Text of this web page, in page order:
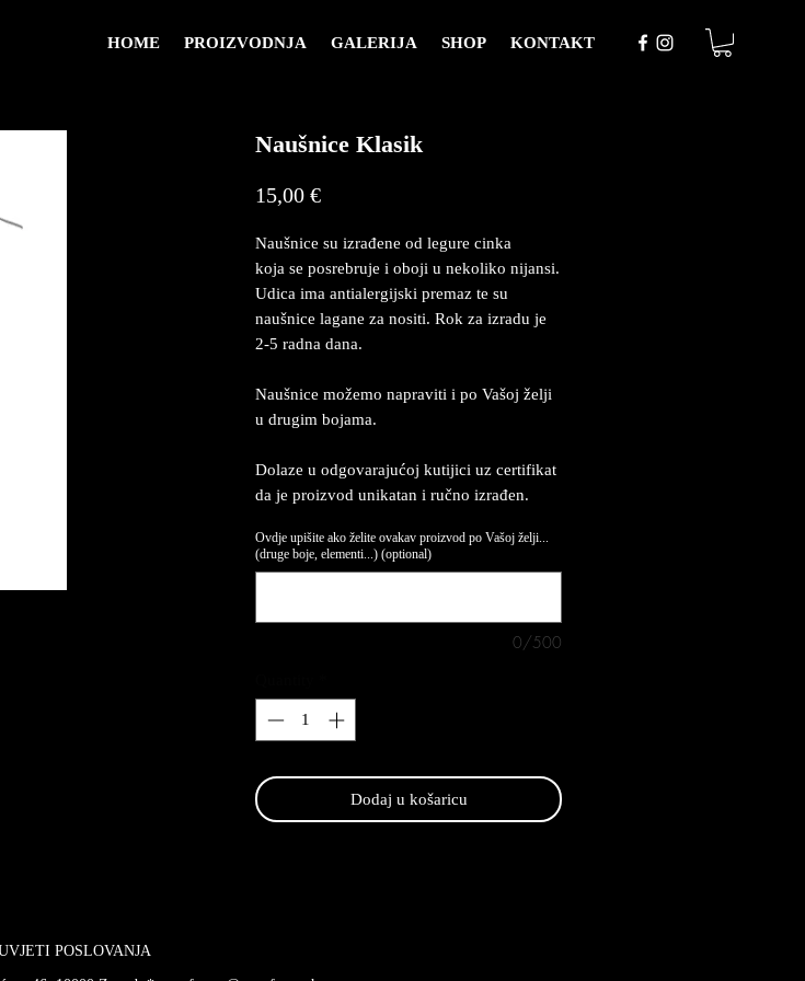
HOME PROIZVODNJA GALERIJA SHOP KONTAKT
Naušnice Klasik
15,00 €Price
Naušnice su izrađene od legure cinka
koja se posrebruje i oboji u nekoliko nijansi.
Udica ima antialergijski premaz te su
naušnice lagane za nositi. Rok za izradu je
2-5 radna dana.
Naušnice možemo napraviti i po Vašoj želji
u drugim bojama.
Dolaze u odgovarajućoj kutijici uz certifikat
da je proizvod unikatan i ručno izrađen.
Ovdje upišite ako želite ovakav proizvod po Vašoj želji...
(druge boje, elementi...) (optional)
0/500
Dodaj u košaricu
POSLOVANJA